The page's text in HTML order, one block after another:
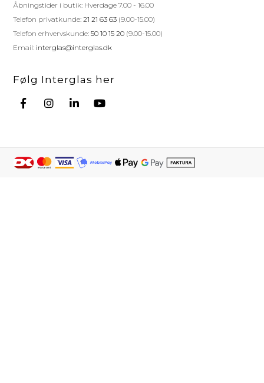
Åbningstider i butik: Hverdage 7.00 - 16.00
Telefon privatkunde:21 21 63 63 (9.00-15.00)
Telefon erhvervskunde:50 10 15 20 (9.00-15.00)
Email: interglas@interglas.dk
Følg Interglas her